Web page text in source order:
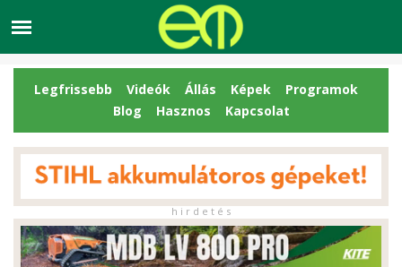
Legfrissebb Videók Állás Képek
Programok
Blog
Hasznos Kapcsolat
h i r d e t é s